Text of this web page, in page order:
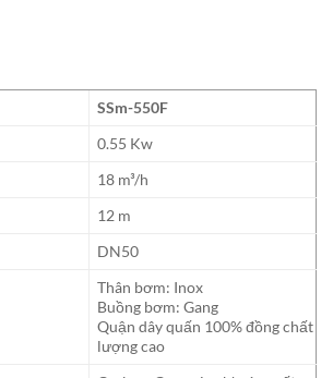
SSm-550F
0.55 Kw
18 m³/h
12 m
DN50
Thân bơm: Inox
Buồng bơm: Gang
Quận dây quấn 100% đồng chất
lượng cao